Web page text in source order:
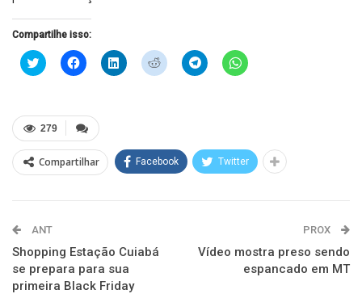
Compartilhe isso:
Clique
para
em
nova
janela)
Clique
para
em
nova
janela)
Clique
para
Clique
para
Clique
para
Clique
para
279
Compartilhar Facebook Twitter
ANT
Shopping Estação Cuiabá
se prepara para sua
primeira Black Friday
PROX
Vídeo mostra preso sendo
espancado em MT